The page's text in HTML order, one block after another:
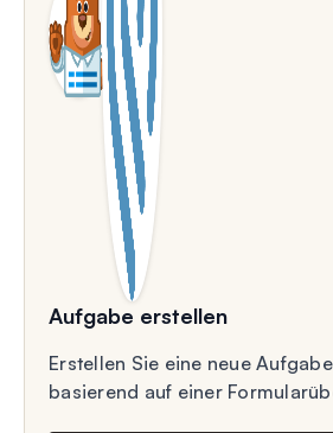
Aufgabe erstellen
Erstellen Sie eine neue
basierend auf einer